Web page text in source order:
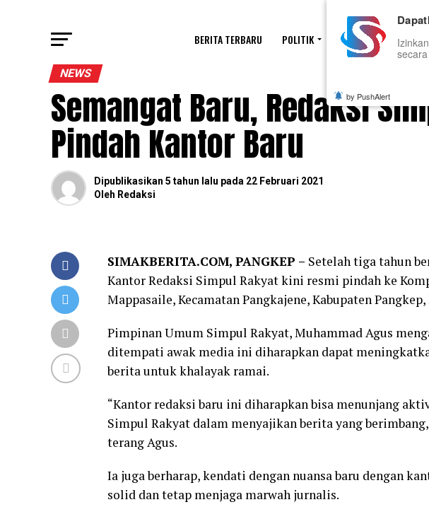
BERITA TERBARU POLITIK HUKUM
NEWS
Semangat Baru, Redaksi
Pindah Kantor Baru
Dipublikasikan 5 tahun lalu pada 22 Februari 2021
Oleh Redaksi
SIMAKBERITA.COM, PANGKEP – Setelah tiga tahun
Kantor Redaksi Simpul Rakyat kini resmi pindah ke
Mappasaile, Kecamatan Pangkajene, Kabupaten
Pimpinan Umum Simpul Rakyat, Muhammad Agus
ditempati awak media ini diharapkan dapat
berita untuk khalayak ramai.
“Kantor redaksi baru ini diharapkan bisa menunjang
Simpul Rakyat dalam menyajikan berita yang
terang Agus.
Ia juga berharap, kendati dengan nuansa baru dengan
solid dan tetap menjaga marwah jurnalis.
by PushAlert